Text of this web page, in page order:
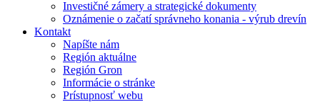
Investičné zámery a strategické dokumenty
Oznámenie o začatí správneho konania - výrub drevín
Kontakt
Napíšte nám
Región aktuálne
Región Gron
Informácie o stránke
Prístupnosť webu